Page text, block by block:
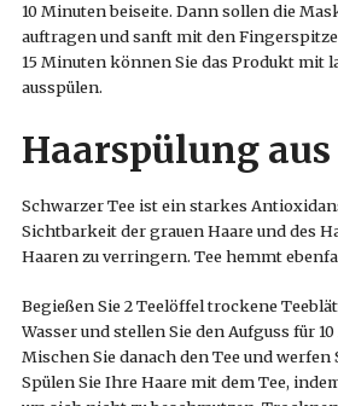
10 Minuten beiseite. Dann sollen die
auftragen und sanft mit den
15 Minuten können Sie das Produkt mit
ausspülen.
Haarspülung aus
Schwarzer Tee ist ein starkes
Sichtbarkeit der grauen Haare und des
Haaren zu verringern. Tee hemmt
Begießen Sie 2 Teelöffel trockene
Wasser und stellen Sie den Aufguss für
Mischen Sie danach den Tee und werfen
Spülen Sie Ihre Haare mit dem Tee,